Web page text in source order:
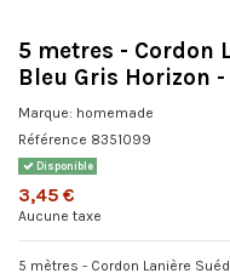
5 metres - Cordon
Bleu Gris Horizon
Marque: homemade
Référence 8351099
Disponible
3,45 €
Aucune taxe
5 mètres - Cordon Lanière